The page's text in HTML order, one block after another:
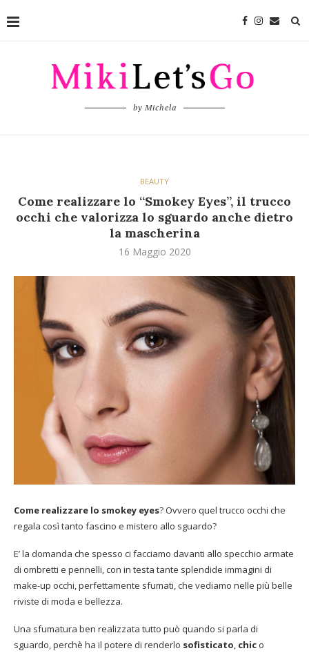
by Michela
BEAUTY
Come realizzare lo “Smokey Eyes”, il trucco
occhi che valorizza lo sguardo anche dietro
la mascherina
16 Maggio 2020
Come realizzare lo smokey eyes? Ovvero quel trucco occhi che
regala così tanto fascino e mistero allo sguardo?
E’ la domanda che spesso ci facciamo davanti allo specchio armate
di ombretti e pennelli, con in testa tante splendide immagini di
make-up occhi, perfettamente sfumati, che vediamo nelle più belle
riviste di moda e bellezza.
Una sfumatura ben realizzata tutto può quando si parla di
sguardo, perchè ha il potere di renderlo sofisticato, chic o